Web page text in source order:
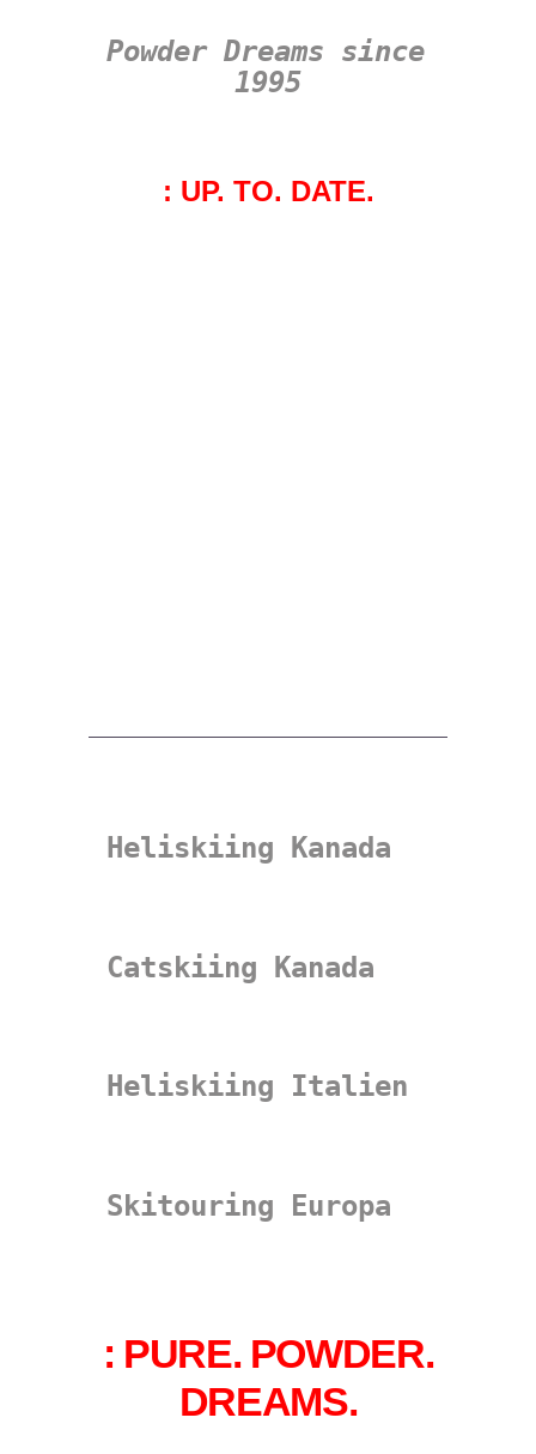
Powder Dreams since
1995
: UP. TO. DATE.
Heliskiing Kanada
Catskiing Kanada
Heliskiing Italien
Skitouring Europa
: PURE. POWDER.
DREAMS.